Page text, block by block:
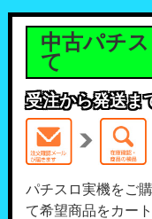
中古パチ
て
受注から発送ま
パチスロ実機をご
て希望商品をカー